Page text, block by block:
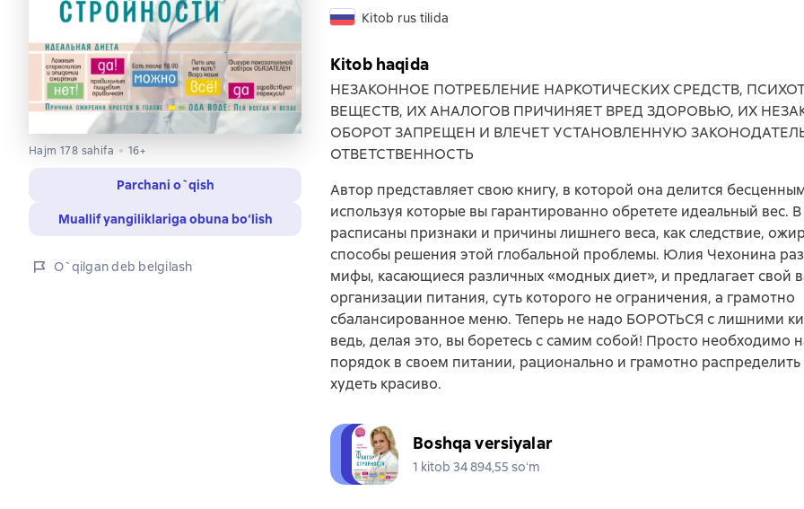
Hajm 178 sahifa 16+
Parchani o`qish
Muallif yangiliklariga obuna bo‘lish
O`qilgan deb belgilash
Kitob rus tilida
Kitob haqida
НЕЗАКОННОЕ ПОТРЕБЛЕНИЕ НАРКОТИЧЕСКИХ СРЕДСТВ,
ВЕЩЕСТВ, ИХ АНАЛОГОВ ПРИЧИНЯЕТ ВРЕД ЗДОРОВЬЮ, ИХ
ОБОРОТ ЗАПРЕЩЕН И ВЛЕЧЕТ УСТАНОВЛЕННУЮ
ОТВЕТСТВЕННОСТЬ
Автор представляет свою книгу, в которой она делится
используя которые вы гарантированно обретете идеальный вес.
расписаны признаки и причины лишнего веса, как следствие,
способы решения этой глобальной проблемы. Юлия Чехонина
мифы, касающиеся различных «модных диет», и предлагает свой
организации питания, суть которого не ограничения, а грамотно
сбалансированное меню. Теперь не надо БОРОТЬСЯ с лишними
ведь, делая это, вы боретесь с самим собой! Просто необходимо
порядок в своем питании, рационально и грамотно распределить
худеть красиво.
Boshqa versiyalar
1 kitob 34 894,55 soʻm